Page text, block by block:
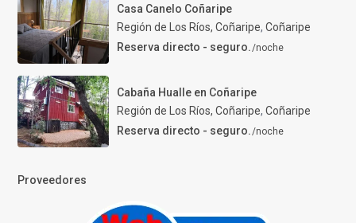
Casa Canelo Coñaripe
Región de Los Ríos, Coñaripe, Coñaripe
Reserva directo - seguro./noche
Cabaña Hualle en Coñaripe
Región de Los Ríos, Coñaripe, Coñaripe
Reserva directo - seguro./noche
Proveedores